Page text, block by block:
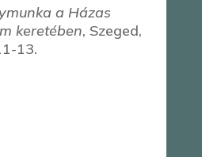
a Házas
keretében, Szeged,
13.